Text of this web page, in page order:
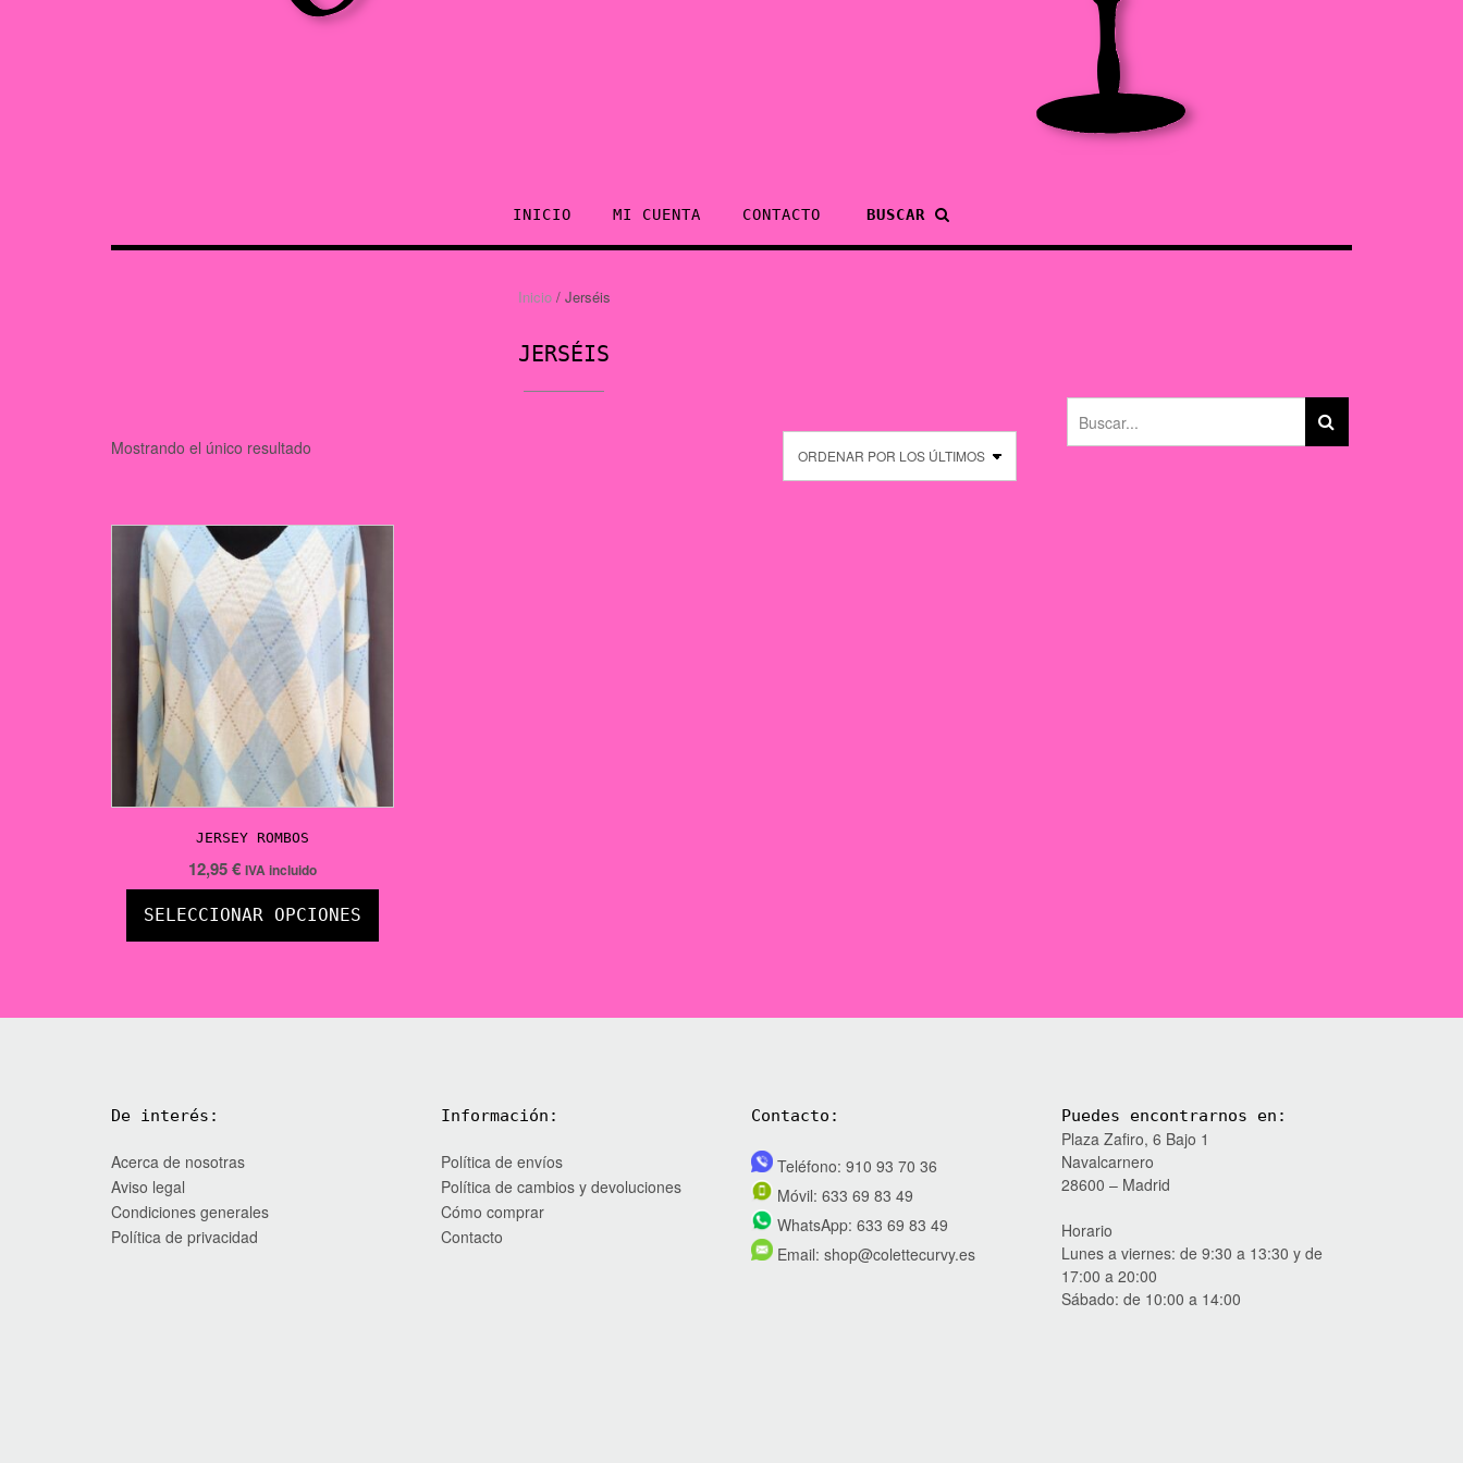
INICIO MI CUENTA CONTACTO BUSCAR
Inicio/ Jerséis
JERSÉIS
Mostrando el único resultado
JERSEY ROMBOS
12,95€ IVA incluido
SELECCIONAR OPCIONES
múltiples
la
página
de
De interés:
Acerca de nosotras
Aviso legal
Condiciones generales
Política de privacidad
Información:
Política de envíos
Política de cambios y devoluciones
Cómo comprar
Contacto
Contacto:
Teléfono: 910 93 70 36
Móvil: 633 69 83 49
WhatsApp: 633 69 83 49
Email: shop@colettecurvy.es
Puedes encontrarnos en:
Plaza Zafiro, 6 Bajo 1
Navalcarnero
28600 – Madrid
Horario
Lunes a viernes: de 9:30 a 13:30 y de
17:00 a 20:00
Sábado: de 10:00 a 14:00